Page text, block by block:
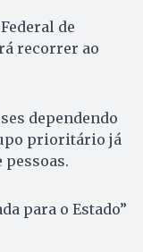
de
recorrer ao
dependendo
prioritário já
para o Estado”